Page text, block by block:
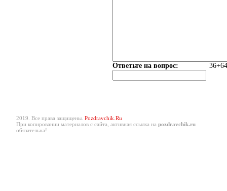
Ответьте на вопрос:
2019. Все права защищены. Pozdravchik.Ru
При копировании материалов с сайта, активная ссылка на pozdravchik.ru
обязательна!